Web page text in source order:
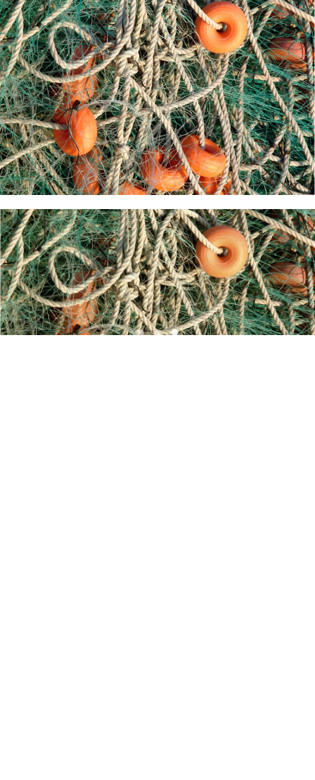
Visserij en Scheepvaart
Scheepvaart
Visserij en Scheepvaart